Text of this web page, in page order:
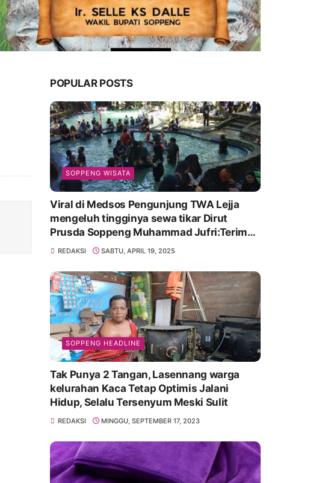
POPULAR POSTS
SOPPENG WISATA
Viral di Medsos Pengunjung TWA Lejja
mengeluh tingginya sewa tikar Dirut
Prusda Soppeng Muhammad Jufri:Terima
kasih bu bantu Promosikan
REDAKSI SABTU, APRIL 19, 2025
SOPPENG HEADLINE
Tak Punya 2 Tangan, Lasennang warga
kelurahan Kaca Tetap Optimis Jalani
Hidup, Selalu Tersenyum Meski Sulit
REDAKSI MINGGU, SEPTEMBER 17, 2023